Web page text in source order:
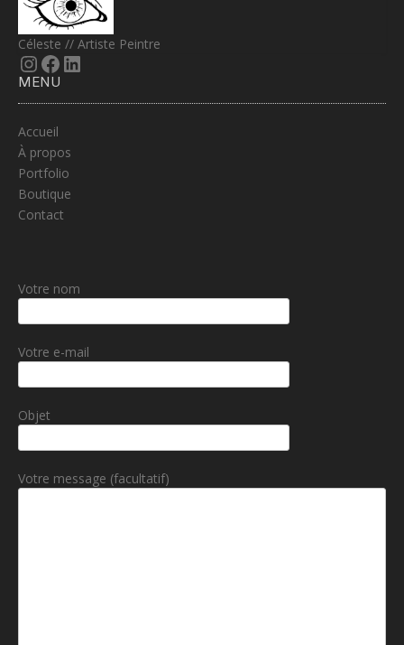
Céleste // Artiste Peintre
MENU
Accueil
À propos
Portfolio
Boutique
Contact
Votre nom
Votre e-mail
Objet
Votre message (facultatif)